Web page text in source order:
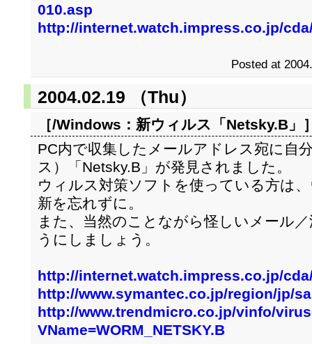
010.asp
http://internet.watch.impress.co.jp/
Posted at
2004.02.19 （Thu）
［/Windows： 新ウィルス「Netsky.B」
PC内で収集したメールアドレス宛に自
ス）「Netsky.B」が発見されました。
ウィルス対策ソフトを使っている方は
新を忘れずに。
また、当然のことながら怪しいメール
うにしましょう。
http://internet.watch.impress.co.jp/
http://www.symantec.co.jp/region/jp/
http://www.trendmicro.co.jp/vinfo/
VName=WORM_NETSKY.B